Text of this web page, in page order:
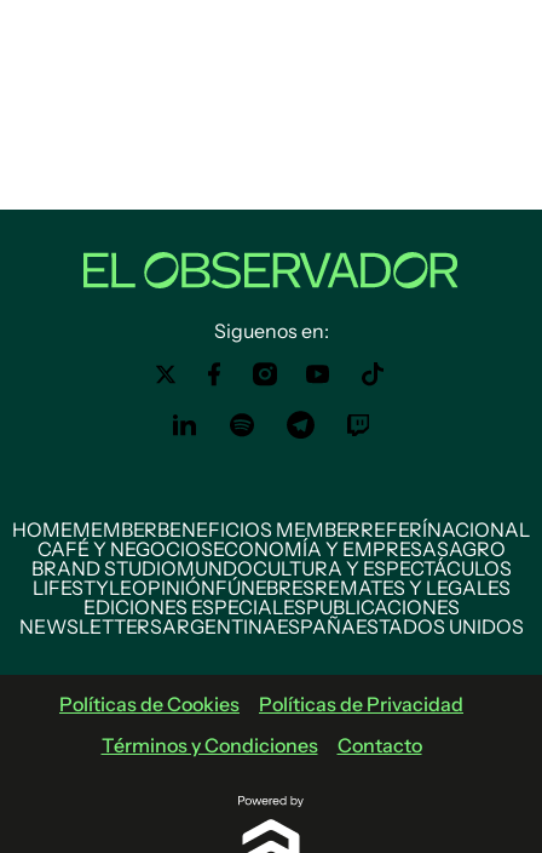
Siguenos en:
HOMEMEMBERBENEFICIOS MEMBERREFERÍNACIONAL
CAFÉ Y NEGOCIOSECONOMÍA Y EMPRESASAGRO
BRAND STUDIOMUNDOCULTURA Y ESPECTÁCULOS
LIFESTYLEOPINIÓNFÚNEBRESREMATES Y LEGALES
EDICIONES ESPECIALESPUBLICACIONES
NEWSLETTERSARGENTINAESPAÑAESTADOS UNIDOS
Políticas de Cookies
Políticas de Privacidad
Términos y Condiciones
Contacto